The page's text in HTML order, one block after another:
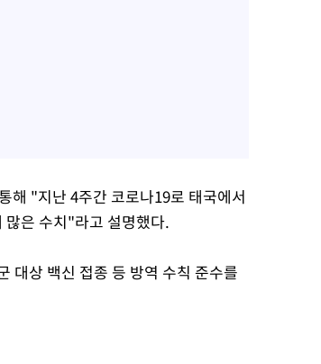
해 "지난 4주간 코로나19로 태국에서
은 수치"라고 설명했다.
대상 백신 접종 등 방역 수칙 준수를